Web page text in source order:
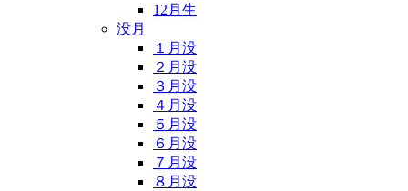
12月生
没月
１月没
２月没
３月没
４月没
５月没
６月没
７月没
８月没